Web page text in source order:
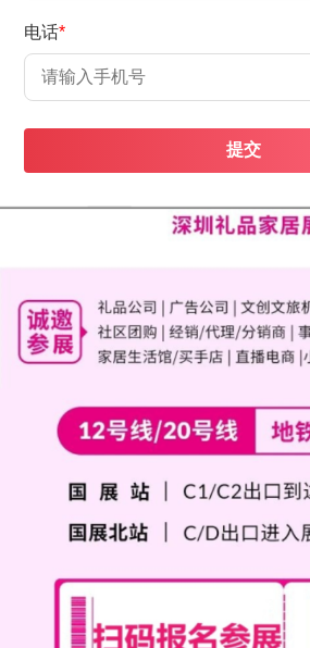
电话*
提交
问
展馆离机场有多远？从机场乘
到？
机场离展馆有8公里左右，从机场乘坐
机场北转20号线到国展站下从C1,C2口
贵司计划要多大面积的展位呢
如18,27,36,54平方米等
展会规模有多大 hot